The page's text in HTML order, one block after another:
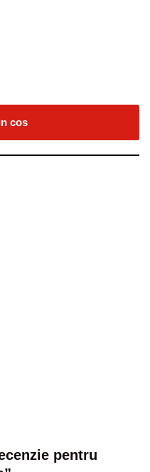
cos
pentru